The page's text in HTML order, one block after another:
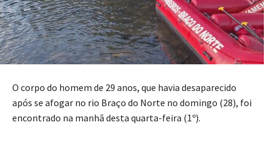
O corpo do homem de 29 anos, que havia desaparecido
após se afogar no rio Braço do Norte no domingo (28), foi
encontrado na manhã desta quarta-feira (1º).